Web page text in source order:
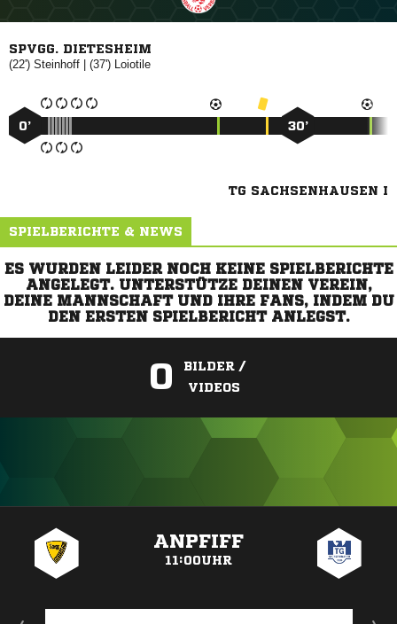
SPVGG. DIETESHEIM
(22')  | (37') 
0’ 30’
TG SACHSENHAUSEN I
SPIELBERICHTE & NEWS
ES WURDEN LEIDER NOCH KEINE SPIELBERICHTE
ANGELEGT. UNTERSTÜTZE DEINEN VEREIN,
DEINE MANNSCHAFT UND IHRE FANS, INDEM DU
DEN ERSTEN SPIELBERICHT ANLEGST.
0
BILDER /
VIDEOS
ANPFIFF
11:00UHR